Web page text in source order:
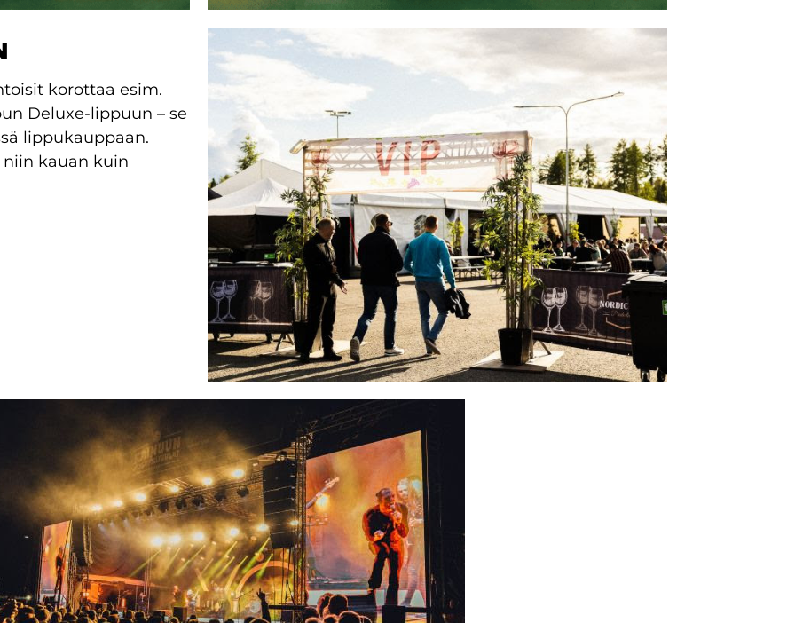
korottaa esim.
Deluxe-lippuun – se
lippukauppaan.
kauan kuin